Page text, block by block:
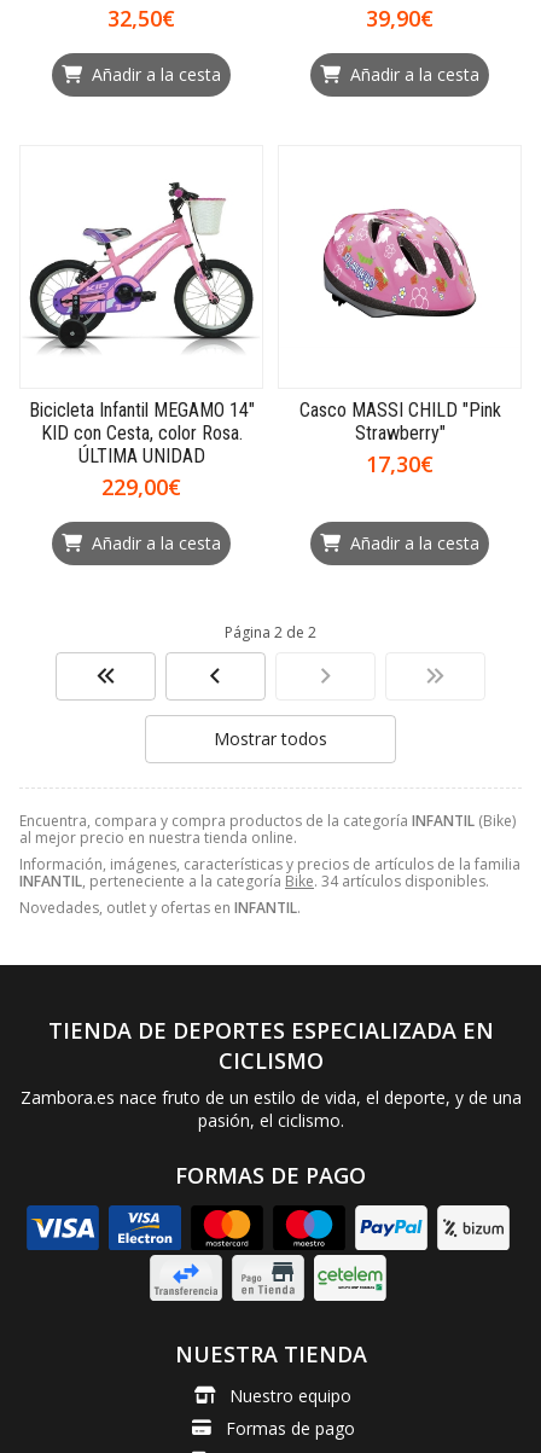
Encuentra, compara y compra productos de la categoría INFANTIL (Bike)
al mejor precio en nuestra tienda online.
Información, imágenes, características y precios de artículos de la familia
INFANTIL, perteneciente a la categoría Bike. 34 artículos disponibles.
Novedades, outlet y ofertas en INFANTIL.
32,50€
Añadir a la cesta
39,90€
Añadir a la cesta
Bicicleta Infantil MEGAMO 14"
KID con Cesta, color Rosa.
ÚLTIMA UNIDAD
229,00€
Añadir a la cesta
Casco MASSI CHILD "Pink
Strawberry"
17,30€
Añadir a la cesta
Página 2 de 2
Mostrar todos
TIENDA DE DEPORTES ESPECIALIZADA EN
CICLISMO
Zambora.es nace fruto de un estilo de vida, el deporte, y de una
pasión, el ciclismo.
FORMAS DE PAGO
NUESTRA TIENDA
Nuestro equipo
Formas de pago